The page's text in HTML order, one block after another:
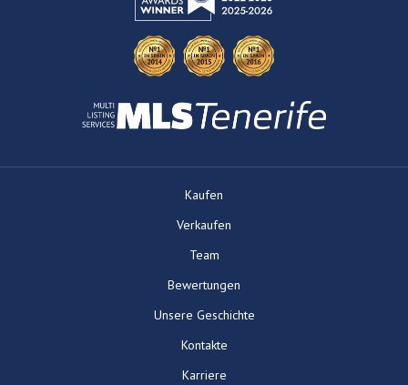
Kaufen
Verkaufen
Team
Bewertungen
Unsere Geschichte
Kontakte
Karriere